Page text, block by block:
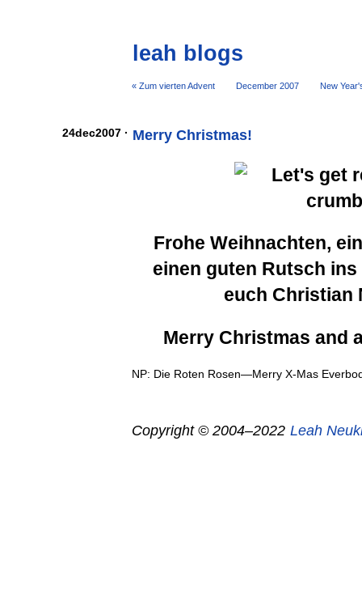
leah blogs
« Zum vierten Advent December 2007 New
24dec2007 · Merry Christmas!
Frohe Weihnachten,
einen guten Rutsch
euch Christian
Merry Christmas and
NP: Die Roten Rosen—Merry X-Mas
Copyright © 2004–2022 Leah